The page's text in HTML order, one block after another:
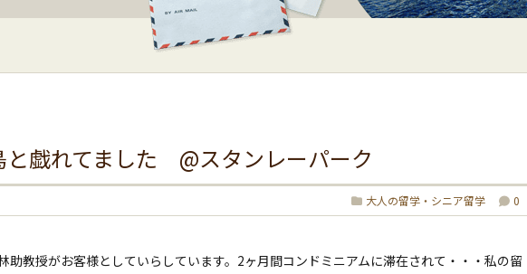
と戯れてました @スタンレーパーク
大人の留学・シニア留学 0
助教授がお客様としていらしています。2ヶ月間コンドミニアムに滞在されて・・・私の留